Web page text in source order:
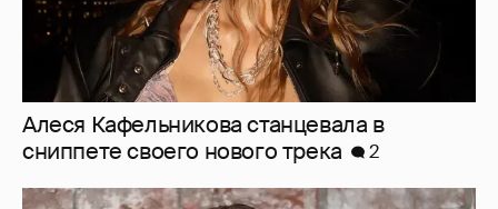
Алеся Кафельникова станцевала в
сниппете своего нового трека
2